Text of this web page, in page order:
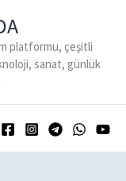
platformu, çeşitli
sanat, günlük